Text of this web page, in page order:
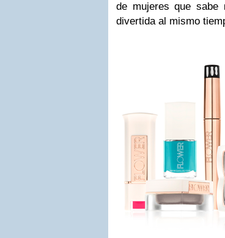
de mujeres que
divertida al mismo